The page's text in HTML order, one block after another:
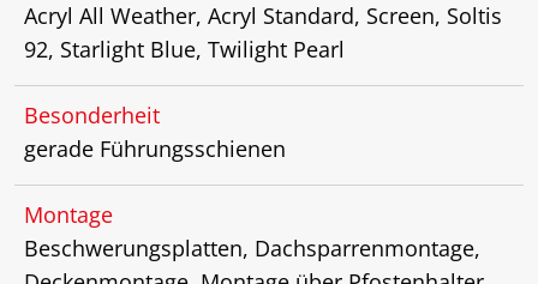
Acryl All Weather, Acryl Standard, Screen, Soltis
92, Starlight Blue, Twilight Pearl
Besonderheit
gerade Führungsschienen
Montage
Beschwerungsplatten, Dachsparrenmontage,